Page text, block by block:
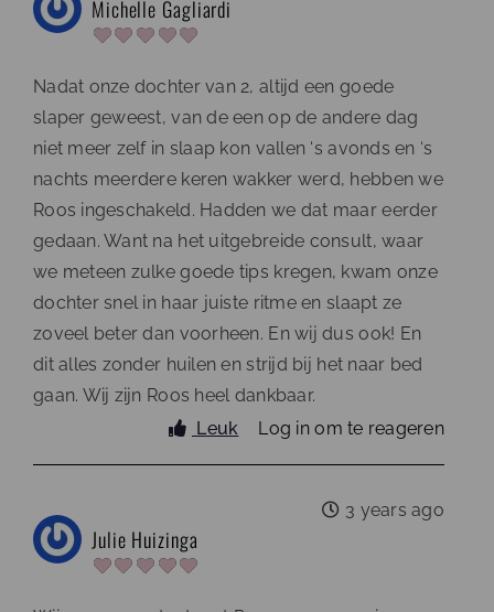
Michelle Gagliardi
Nadat onze dochter van 2, altijd een goede
slaper geweest, van de een op de andere dag
niet meer zelf in slaap kon vallen ‘s avonds en ‘s
nachts meerdere keren wakker werd, hebben we
Roos ingeschakeld. Hadden we dat maar eerder
gedaan. Want na het uitgebreide consult, waar
we meteen zulke goede tips kregen, kwam onze
dochter snel in haar juiste ritme en slaapt ze
zoveel beter dan voorheen. En wij dus ook! En
dit alles zonder huilen en strijd bij het naar bed
gaan. Wij zijn Roos heel dankbaar.
Leuk
Log in om te reageren
Julie Huizinga
3 years ago